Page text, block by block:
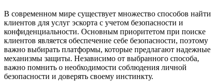
В современном мире существует множество способов найти
клиентов для услуг эскорта с учетом безопасности и
конфиденциальности. Основным приоритетом при поиске
клиентов является обеспечение себе безопасности, поэтому
важно выбирать платформы, которые предлагают надежные
механизмы защиты. Независимо от выбранного способа,
важно помнить о необходимости соблюдения личной
безопасности и доверять своему инстинкту.